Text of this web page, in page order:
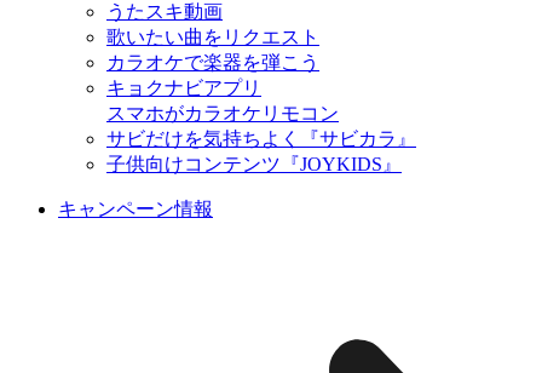
うたスキ動画
歌いたい曲をリクエスト
カラオケで楽器を弾こう
キョクナビアプリ
スマホがカラオケリモコン
サビだけを気持ちよく『サビカラ』
子供向けコンテンツ『JOYKIDS』
キャンペーン情報